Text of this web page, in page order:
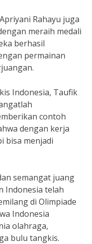
Rahayu juga
meraih medali
berhasil
permainan
Indonesia, Taufik
contoh
dengan kerja
bisa menjadi
semangat juang
Indonesia telah
di Olimpiade
Indonesia
olahraga,
bulu tangkis.